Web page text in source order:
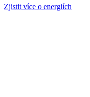
Zjistit více o energiích